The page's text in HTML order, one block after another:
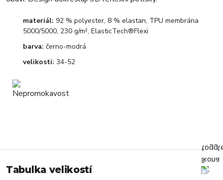
materiál: 92 % polyester, 8 % elastan, TPU membrána
5000/5000, 230 g/m², ElasticTech®Flexi
barva: černo-modrá
velikosti: 34-52
Tabulka velikostí